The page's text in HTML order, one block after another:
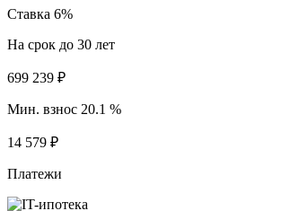
Ставка 6%
На срок до 30 лет
699 239 ₽
Мин. взнос 20.1 %
14 579 ₽
Платежи